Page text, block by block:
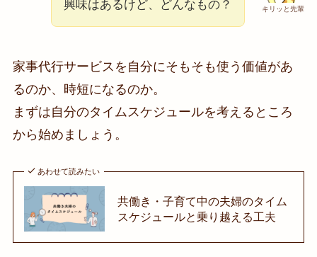
キリッと先輩
興味はあるけど、どんなもの？
家事代行サービスを自分にそもそも使う価値があ
るのか、時短になるのか。
まずは自分のタイムスケジュールを考えるところ
から始めましょう。
あわせて読みたい
共働き・子育て中の夫婦のタイム
スケジュールと乗り越える工夫